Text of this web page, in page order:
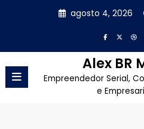
agosto 4, 2026
Alex BR
Empreendedor Serial,
e